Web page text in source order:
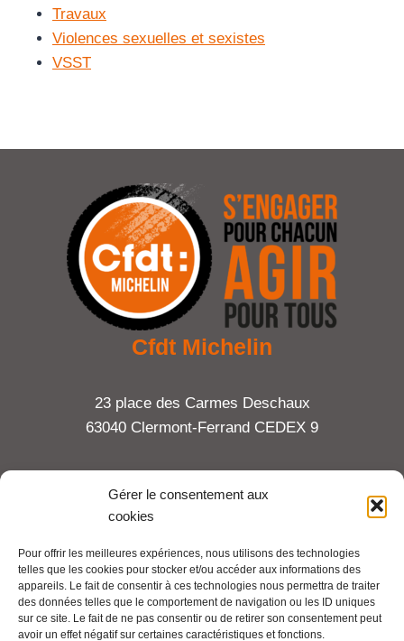
Gérer le consentement aux
cookies
Pour offrir les meilleures expériences, nous utilisons des technologies
telles que les cookies pour stocker et/ou accéder aux informations des
appareils. Le fait de consentir à ces technologies nous permettra de traiter
des données telles que le comportement de navigation ou les ID uniques
sur ce site. Le fait de ne pas consentir ou de retirer son consentement peut
avoir un effet négatif sur certaines caractéristiques et fonctions.
Travaux
Violences sexuelles et sexistes
VSST
Cfdt Michelin
23 place des Carmes Deschaux
63040 Clermont-Ferrand CEDEX 9
Tel : 06 65 27 23 81
Mentions légales
Pour aller plus loin :